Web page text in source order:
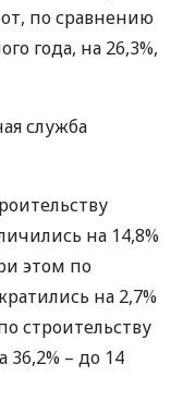
по сравнению
года, на 26,3%,
служба
на 14,8%
этом по
на 2,7%
строительству
– до 14